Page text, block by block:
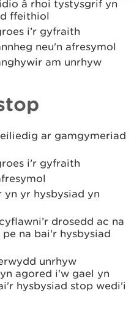
â rhoi tystysgrif yn
ffeithiol
i’r gyfraith
neu'n afresymol
am unrhyw
ar gamgymeriad
i’r gyfraith
yn yr hysbysiad yn
drosedd ac na
na bai'r hysbysiad
unrhyw
agored i'w gael yn
hysbysiad stop wedi'i